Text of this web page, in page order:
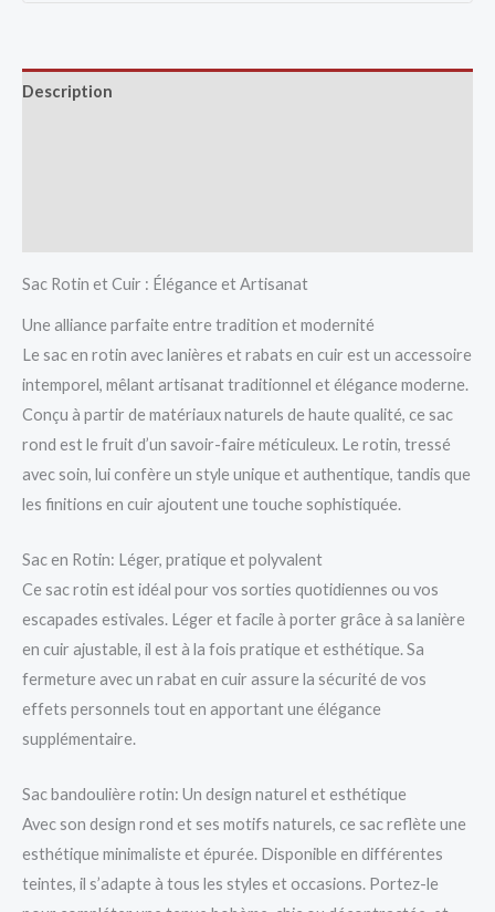
Description
Sac Rotin et Cuir : Élégance et Artisanat
Une alliance parfaite entre tradition et modernité
Le sac en rotin avec lanières et rabats en cuir est un accessoire
intemporel, mêlant artisanat traditionnel et élégance moderne.
Conçu à partir de matériaux naturels de haute qualité, ce sac
rond est le fruit d’un savoir-faire méticuleux. Le rotin, tressé
avec soin, lui confère un style unique et authentique, tandis que
les finitions en cuir ajoutent une touche sophistiquée.
Sac en Rotin: Léger, pratique et polyvalent
Ce sac rotin est idéal pour vos sorties quotidiennes ou vos
escapades estivales. Léger et facile à porter grâce à sa lanière
en cuir ajustable, il est à la fois pratique et esthétique. Sa
fermeture avec un rabat en cuir assure la sécurité de vos
effets personnels tout en apportant une élégance
supplémentaire.
Sac bandoulière rotin: Un design naturel et esthétique
Avec son design rond et ses motifs naturels, ce sac reflète une
esthétique minimaliste et épurée. Disponible en différentes
teintes, il s’adapte à tous les styles et occasions. Portez-le